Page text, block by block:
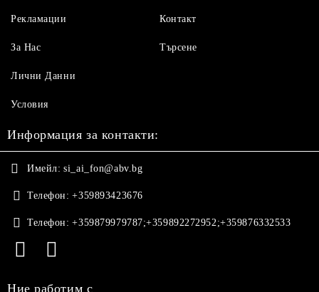
Рекламации
За Нас
Контакт
Търсене
Лични Данни
Условия
Информация за контакти:
Имейл: si_ai_fon@abv.bg
Телефон: +359893423676
Телефон: +359879979787;+359892272952;+359876332533
Ние работим с